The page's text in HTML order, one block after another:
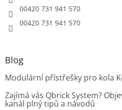
00420 731 941 570
00420 731 941 570
Blog
Modulární přístřešky pro kola
Zajímá vás Qbrick System?
kanál plný tipů a návodů